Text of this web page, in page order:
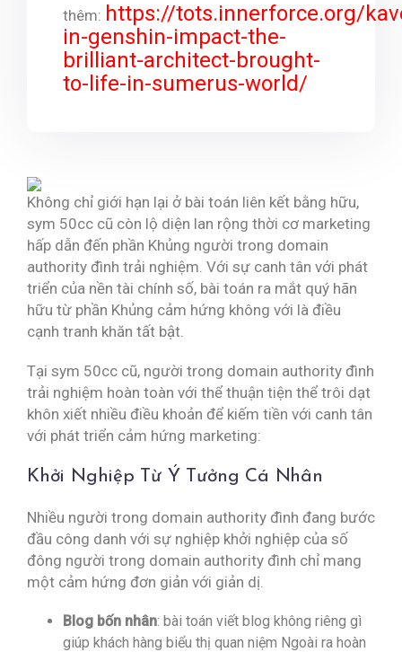
thêm: https://tots.innerforce.org/
in-genshin-impact-the-
brilliant-architect-brought-
to-life-in-sumerus-world/
Không chỉ giới hạn lại ở bài toán liên kết bằng hữu,
sym 50cc cũ còn lộ diện lan rộng thời cơ marketing
hấp dẫn đến phần Khủng người trong domain
authority đình trải nghiệm. Với sự canh tân với phát
triển của nền tài chính số, bài toán ra mắt quý hãn
hữu từ phần Khủng cảm hứng không với là điều
cạnh tranh khăn tất bật.
Tại sym 50cc cũ, người trong domain authority đình
trải nghiệm hoàn toàn với thể thuận tiện thể trôi dạt
khôn xiết nhiều điều khoản để kiếm tiền với canh tân
với phát triển cảm hứng marketing:
Khởi Nghiệp Từ Ý Tưởng Cá Nhân
Nhiều người trong domain authority đình đang bước
đầu công danh với sự nghiệp khởi nghiệp của số
đông người trong domain authority đình chỉ mang
một cảm hứng đơn giản với giản dị.
Blog bốn nhân: bài toán viết blog không riêng gì
giúp khách hàng biểu thị quan niệm Ngoài ra hoàn